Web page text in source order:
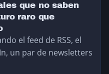
que no saben
raro que
el feed de RSS, el
un par de newsletters